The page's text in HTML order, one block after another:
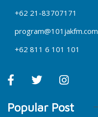
+62 21-83707171
program@101jakfm.com
+62 811 6 101 101
Popular Post